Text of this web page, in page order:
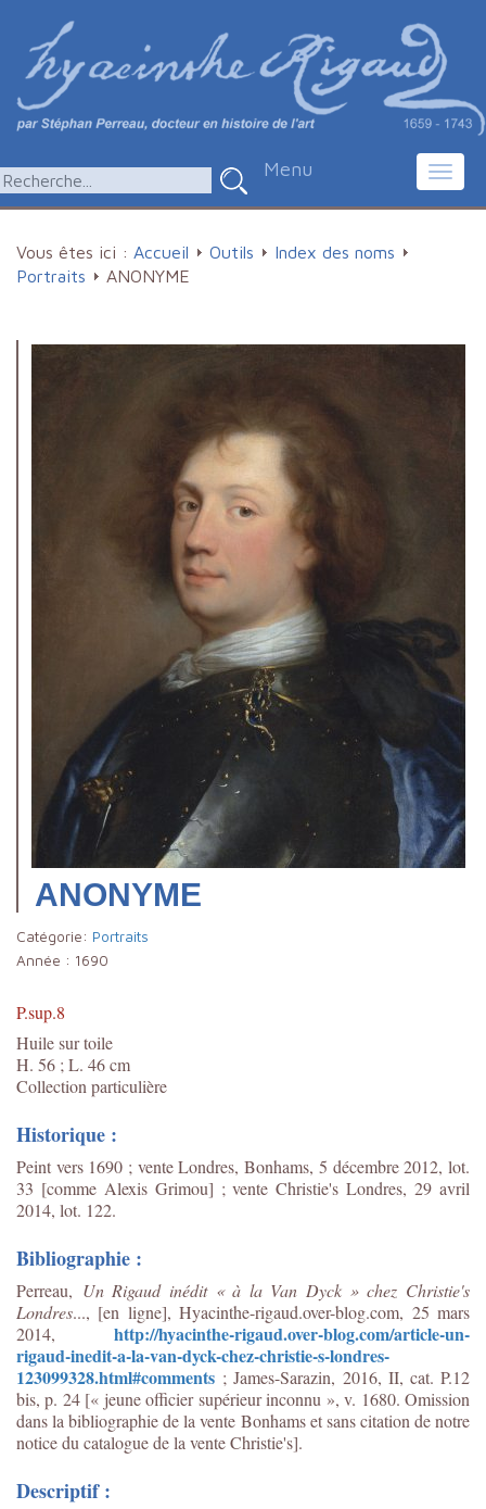
Menu
Vous êtes ici : Accueil Outils
Index des noms
Portraits
ANONYME
ANONYME
Catégorie: Portraits
Année : 1690
P.sup.8
Huile sur toile
H. 56 ; L. 46 cm
Collection particulière
Historique :
Peint vers 1690 ; vente Londres, Bonhams, 5 décembre 2012, lot.
33 [comme Alexis Grimou] ; vente Christie's Londres, 29 avril
2014, lot. 122.
Bibliographie :
Perreau, Un Rigaud inédit « à la Van Dyck » chez Christie's
Londres..., [en ligne], Hyacinthe-rigaud.over-blog.com, 25 mars
2014, http://hyacinthe-rigaud.over-blog.com/article-un-
rigaud-inedit-a-la-van-dyck-chez-christie-s-londres-
123099328.html#comments ; James-Sarazin, 2016, II, cat. P.12
bis, p. 24 [« jeune officier supérieur inconnu », v. 1680. Omission
dans la bibliographie de la vente Bonhams et sans citation de notre
notice du catalogue de la vente Christie's].
Descriptif :